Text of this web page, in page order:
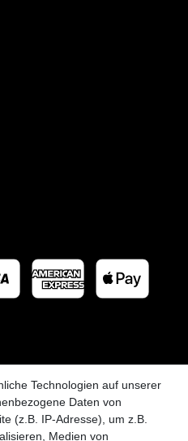
Technologien auf unserer
Daten von
(z.B. IP-Adresse), um z.B.
Medien von